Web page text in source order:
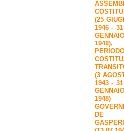
(25
1946 - 31
GENNAIO
1948),
PERIODO
(3
1943 - 31
GENNAIO
1948)
DE